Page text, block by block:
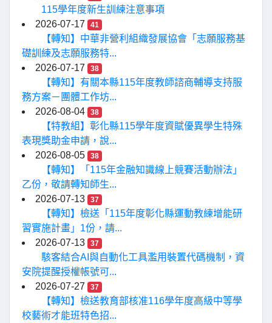
115學年度新生訓練注意事項
2026-07-17
41
【轉知】中華非營利組織發展協會「志願服務基
礎訓練及志願服務特...
2026-07-17
38
【轉知】有關本縣115年度教師諮商輔導支持服
務方案－團體工作坊...
2026-08-04
38
【特教組】彰化縣115學年度資賦優異學生特殊
表現獎助金申請，說...
2026-08-05
38
【轉知】「115年金融知識線上競賽活動辦法」
乙份，敬請轉知師生...
2026-07-13
37
【轉知】檢送「115年度彰化縣運動教練增能研
習實施計畫」1份，請...
2026-07-13
37
駭客結合AI與自動化工具濫用裝置代碼機制，資
安院提醒授權帳號可...
2026-07-27
37
【轉知】檢送教育部核准116學年度高級中等學
校藝術才能班特色招...